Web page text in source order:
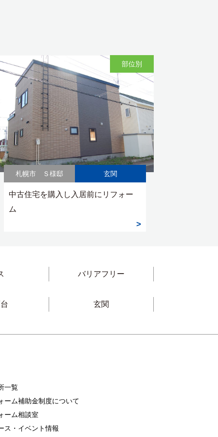
部位別
札幌市 Ｓ様邸 玄関
中古住宅を購入し入居前にリフォー
ム
バリアフリー
玄関
一覧
ーム補助金制度について
ーム相談室
ス・イベント情報